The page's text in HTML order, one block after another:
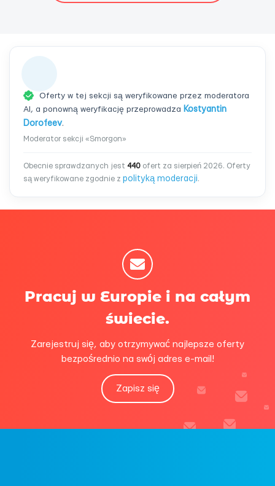
Oferty w tej sekcji są weryfikowane przez moderatora
AI, a ponowną weryfikację przeprowadza Kostyantin
Dorofeev.
Moderator sekcji «Smorgon»
Obecnie sprawdzanych jest 440 ofert za sierpień 2026. Oferty
są weryfikowane zgodnie z polityką moderacji.
Pracuj w Europie i na całym
świecie.
Zarejestruj się, aby otrzymywać najlepsze oferty
bezpośrednio na swój adres e-mail!
Zapisz się